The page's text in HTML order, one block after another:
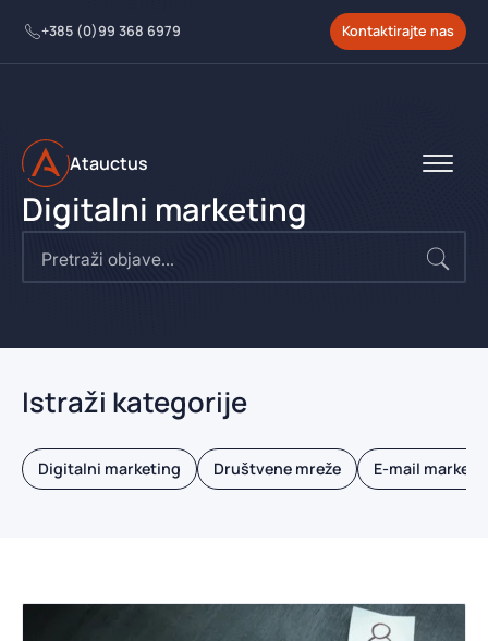
+385 (0)99 368 6979 Kontaktirajte nas
Atauctus
Digitalni marketing
for:
Istraži kategorije
Digitalni marketing Društvene mreže E-mail